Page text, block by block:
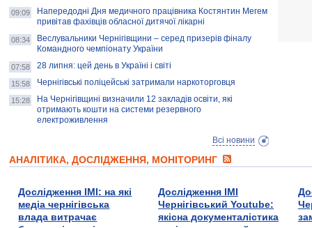
09:09
Напередодні Дня медичного працівника Костянтин Мегем
привітав фахівців обласної дитячої лікарні
08:34
Веслувальники Чернігівщини – серед призерів фіналу
Командного чемпіонату України
07:58 28 липня: цей день в Україні і світі
15:58 Чернігівські поліцейські затримали наркоторговця
15:28
На Чернігівщині визначили 12 закладів освіти, які
отримають кошти на системи резервного
електроживлення
Всі новини
АНАЛІТИКА, ДОСЛІДЖЕННЯ, МОНІТОРИНГ
Дослідження ІМІ: на які
медіа чернігівська
влада витрачає
Дослідження ІМІ
Чернігівський Youtube:
якісна документалістика